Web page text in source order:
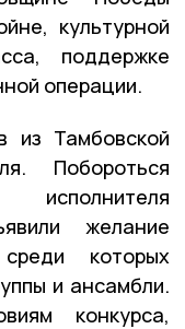
культурной
поддержке
операции.
из Тамбовской
Побороться
желание
которых
и ансамбли.
конкурса,